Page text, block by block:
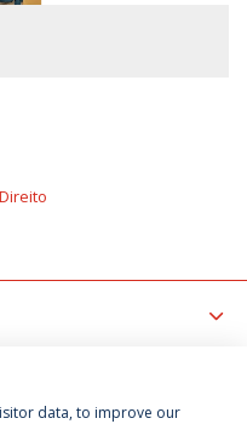
data, to improve our